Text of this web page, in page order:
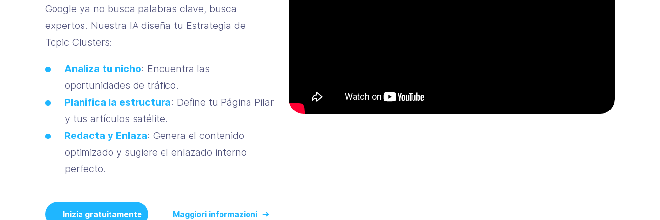
Google ya no busca palabras clave, busca
expertos. Nuestra IA diseña tu Estrategia de
Topic Clusters:
Analiza tu nicho: Encuentra las
oportunidades de tráfico.
Planifica la estructura: Define tu Página Pilar
y tus artículos satélite.
Redacta y Enlaza: Genera el contenido
optimizado y sugiere el enlazado interno
perfecto.
Inizia gratuitamente Maggiori informazioni